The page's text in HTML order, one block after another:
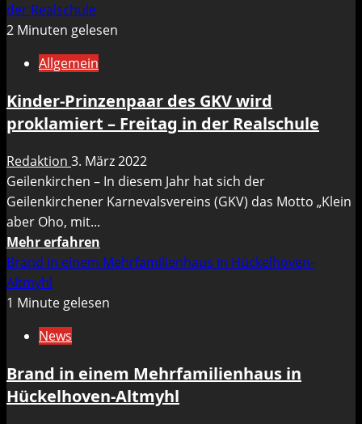
Umzäunung
beschädigt
–
Fahrer
gesucht
der Realschule
2 Minuten gelesen
Allgemein
Kinder-Prinzenpaar des GKV wird
proklamiert – Freitag in der Realschule
Redaktion 3. März 2022
Geilenkirchen – In diesem Jahr hat sich der
Geilenkirchener Karnevalsvereins (GKV) das Motto „Klein
aber Oho, mit...
Mehr erfahren
Informationen
Kinder-
wird
proklamiert
Brand in einem Mehrfamilienhaus in Hückelhoven-
Altmyhl
1 Minute gelesen
News
Brand in einem Mehrfamilienhaus in
Hückelhoven-Altmyhl